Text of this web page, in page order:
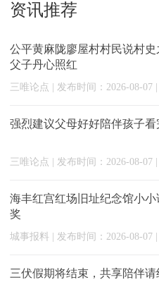
资讯推荐
公平黄麻陇廖屋村村民说村史
父子丹心照红
三唯论点 | 发布时间：2026-08-07
强烈建议父母好好陪伴孩子
三唯论点 | 发布时间：2026-08-07
海丰红宫红场旧址纪念馆小
奖
城事报料 | 发布时间：2026-08-07
三伏假期将结束，共享陪伴请